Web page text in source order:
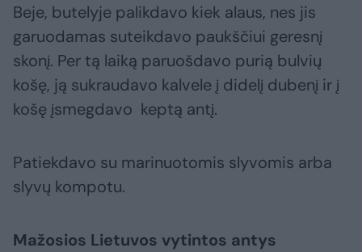
Beje, butelyje palikdavo kiek alaus, nes jis
garuodamas suteikdavo paukščiui geresnį
skonį. Per tą laiką paruošdavo purią bulvių
košę, ją sukraudavo kalvele į didelį dubenį ir į
košę įsmegdavo keptą antį.
Patiekdavo su marinuotomis slyvomis arba
slyvų kompotu.
Mažosios Lietuvos vytintos antys